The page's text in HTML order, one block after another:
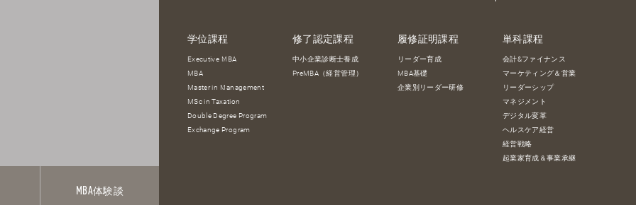
MBA体験談
学位課程
Executive MBA
MBA
Master in Management
MSc in Taxation
Double Degree Program
Exchange Program
修了認定課程
中小企業診断士養成
PreMBA（経営管理）
履修証明課程
リーダー育成
MBA基礎
企業別リーダー研修
単科課程
会計&ファイナンス
マーケティング＆営業
リーダーシップ
マネジメント
デジタル変革
ヘルスケア経営
経営戦略
起業家育成＆事業承継